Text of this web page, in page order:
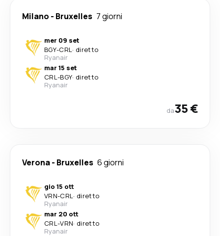
Milano - Bruxelles 7 giorni
mer 09 set
BGY-CRL· diretto
Ryanair
mar 15 set
CRL-BGY· diretto
Ryanair
da35 €
Verona- Bruxelles 6 giorni
gio 15 ott
VRN-CRL· diretto
Ryanair
mar 20 ott
CRL-VRN· diretto
Ryanair